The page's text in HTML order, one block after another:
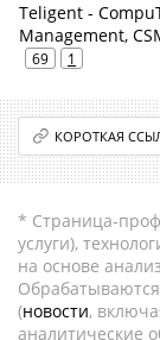
Teligent -
Management,
69 1
КОРОТКАЯ
* Страница-
услуги),
на основе
(новости,
аналитические